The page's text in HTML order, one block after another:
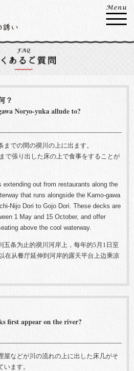
？
Noryo-yuka allude to?
までの間の禊川の上に出ます。
で張り出した床の上で食事をすることが
extending out from restaurants along the
that runs alongside the Kamo-gawa
Nijo Dori to Gojo Dori. These decks are
1 May and 15 October, and offer
above the cool waterway.
五条为止的禊川河岸上，每年的5月1日至
在从餐厅延伸到河岸的露天平台上边乘凉
first appear on the river?
屋などが川の流れの上に出した床几がそ
ます。